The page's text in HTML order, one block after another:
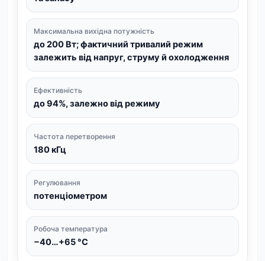
Максимальна вихідна потужність
до 200 Вт; фактичний тривалий режим
залежить від напруг, струму й охолодження
Ефективність
до 94%, залежно від режиму
Частота перетворення
180 кГц
Регулювання
потенціометром
Робоча температура
−40…+65 °C